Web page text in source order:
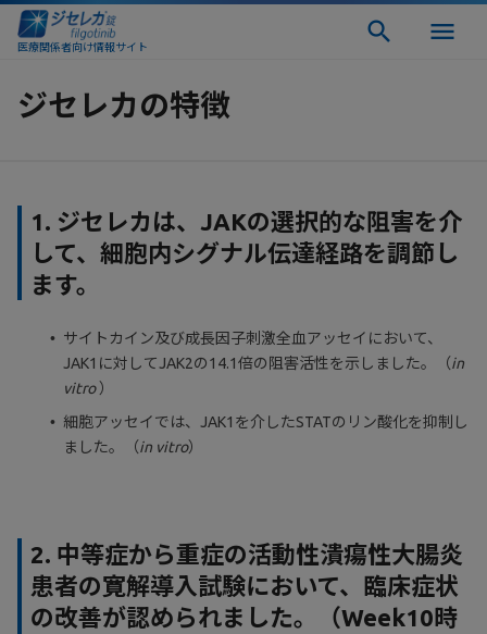
医療関係者向け情報サイト
ジセレカの特徴
1. ジセレカは、JAKの選択的な阻害を介
して、細胞内シグナル伝達経路を調節し
ます。
サイトカイン及び成長因子刺激全血アッセイにおいて、
JAK1に対してJAK2の14.1倍の阻害活性を示しました。（in
vitro）
細胞アッセイでは、JAK1を介したSTATのリン酸化を抑制し
ました。（in vitro）
2. 中等症から重症の活動性潰瘍性大腸炎
患者の寛解導入試験において、臨床症状
の改善が認められました。（Week10時